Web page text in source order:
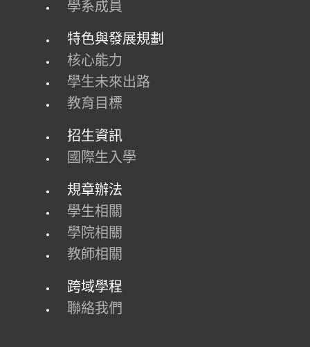
學系成員
特色與發展規劃
核心能力
學生未來出路
教育目標
招生資訊
國際生入學
規章辦法
學生相關
學院相關
教師相關
跨域學程
聯絡我們